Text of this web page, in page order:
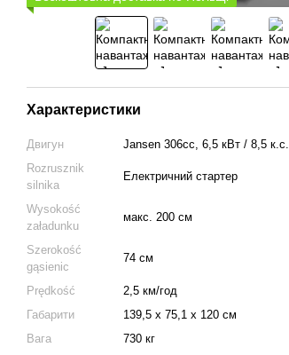
Характеристики
Двигун
Jansen 306cc, 6,5 кВт / 8,5 к.с.
Rozrusznik
silnika
Електричний стартер
Wysokość
załadunku
макс. 200 см
Szerokość
gąsienic
74 см
Prędkość
2,5 км/год
Габарити
139,5 x 75,1 x 120 см
Вага
730 кг